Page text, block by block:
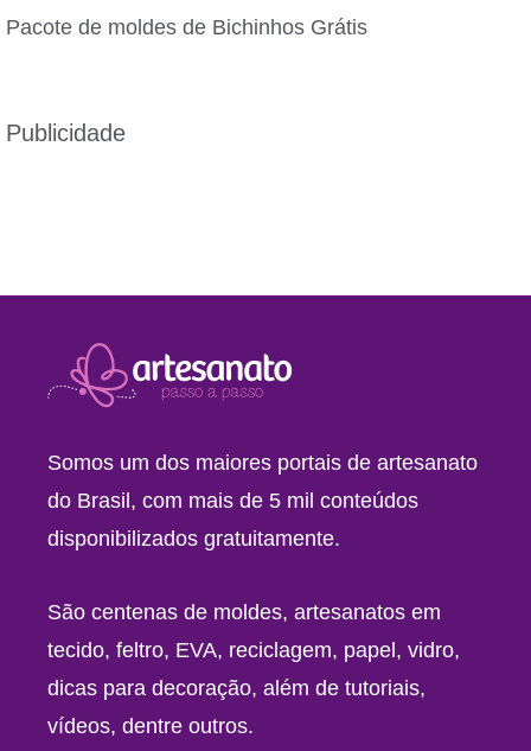
Pacote de moldes de Bichinhos Grátis
Publicidade
Somos um dos maiores portais de artesanato
do Brasil, com mais de 5 mil conteúdos
disponibilizados gratuitamente.
São centenas de moldes, artesanatos em
tecido, feltro, EVA, reciclagem, papel, vidro,
dicas para decoração, além de tutoriais,
vídeos, dentre outros.